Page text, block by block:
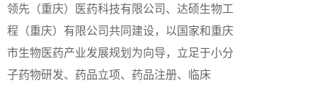
领先（重庆）医药科技有限公司、达硕生物工
程（重庆）有限公司共同建设，以国家和重庆
市生物医药产业发展规划为向导，立足于小分
子药物研发、药品立项、药品注册、临床